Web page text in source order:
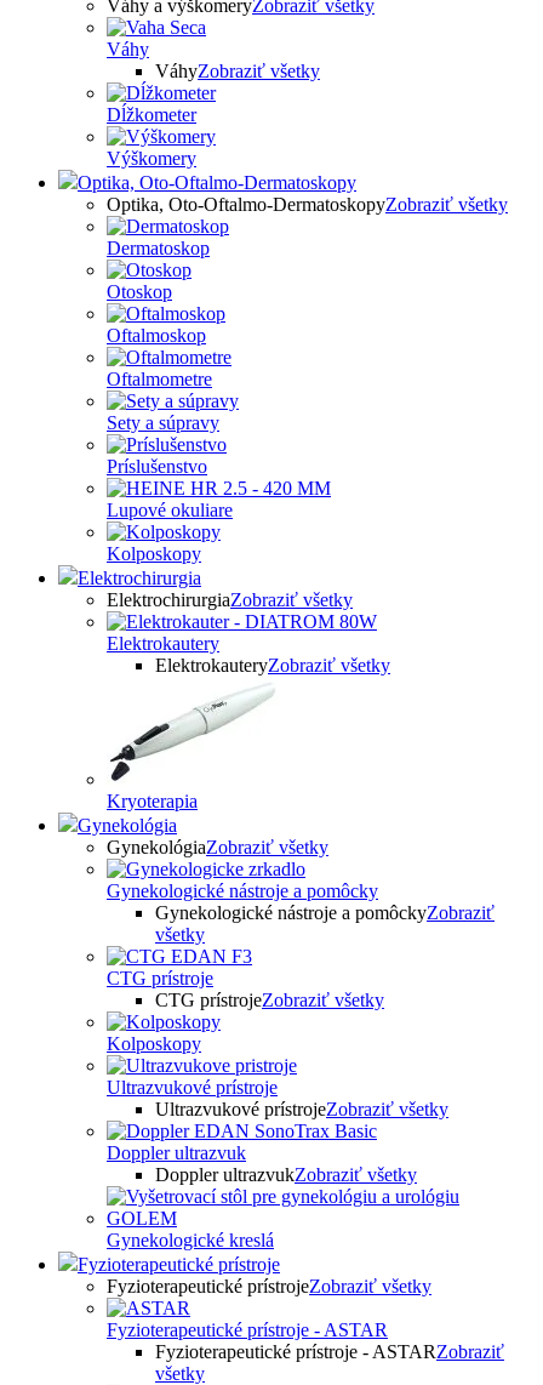
Váhy a výškomeryZobraziť všetky
Váhy
VáhyZobraziť všetky
Dĺžkometer
Výškomery
Optika, Oto-Oftalmo-Dermatoskopy
Optika, Oto-Oftalmo-DermatoskopyZobraziť všetky
Dermatoskop
Otoskop
Oftalmoskop
Oftalmometre
Sety a súpravy
Príslušenstvo
Lupové okuliare
Kolposkopy
Elektrochirurgia
ElektrochirurgiaZobraziť všetky
Elektrokautery
ElektrokauteryZobraziť všetky
Kryoterapia
Gynekológia
GynekológiaZobraziť všetky
Gynekologické nástroje a pomôcky
Gynekologické nástroje a pomôckyZobraziť
všetky
CTG prístroje
CTG prístrojeZobraziť všetky
Kolposkopy
Ultrazvukové prístroje
Ultrazvukové prístrojeZobraziť všetky
Doppler ultrazvuk
Doppler ultrazvukZobraziť všetky
Gynekologické kreslá
Fyzioterapeutické prístroje
Fyzioterapeutické prístrojeZobraziť všetky
Fyzioterapeutické prístroje - ASTAR
Fyzioterapeutické prístroje - ASTARZobraziť
všetky